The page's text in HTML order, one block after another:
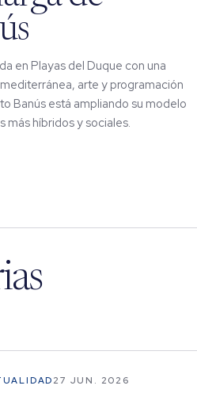
en Playas del Duque con una
arte y programación
Banús está ampliando su modelo
más híbridos y sociales.
27 JUN. 2026